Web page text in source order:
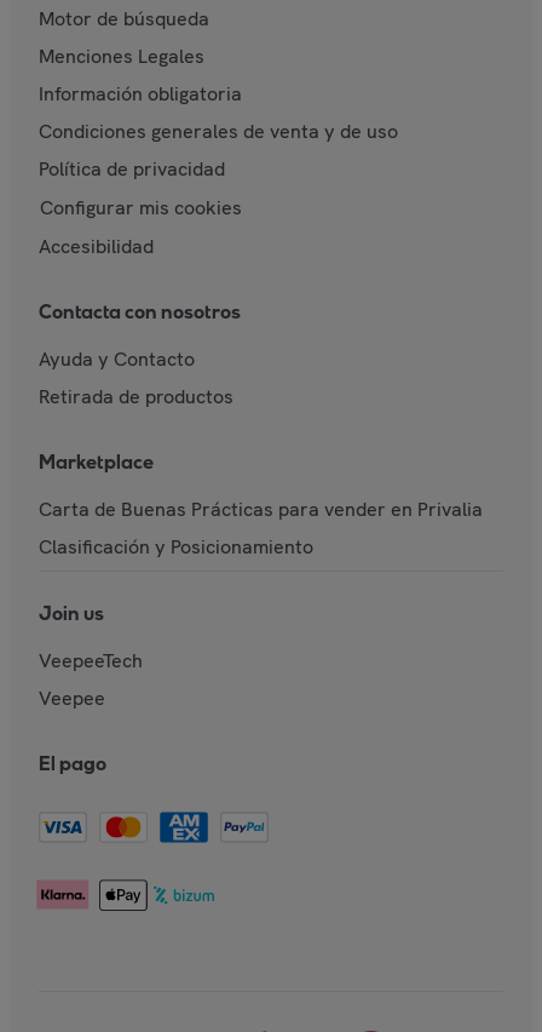
Motor de búsqueda
Menciones Legales
Información obligatoria
Condiciones generales de venta y de uso
Política de privacidad
Configurar mis cookies
Accesibilidad
Contacta con nosotros
Ayuda y Contacto
Retirada de productos
Marketplace
Carta de Buenas Prácticas para vender en Privalia
Clasificación y Posicionamiento
Join us
VeepeeTech
Veepee
El pago